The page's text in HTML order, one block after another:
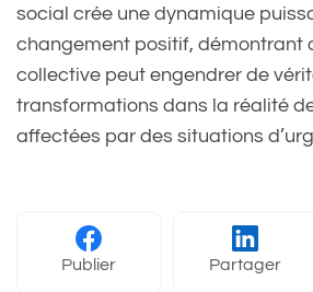
social crée une dynamique
changement positif, démontrant
collective peut engendrer de
transformations dans la réalité
affectées par des situations
Publier Partager